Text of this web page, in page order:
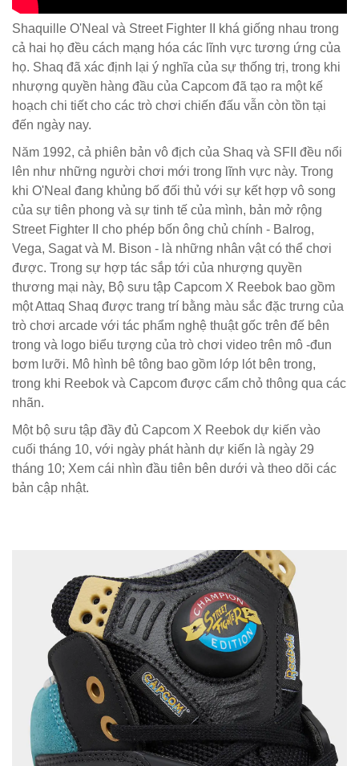
Shaquille O'Neal và Street Fighter II khá giống nhau trong
cả hai họ đều cách mạng hóa các lĩnh vực tương ứng của
họ. Shaq đã xác định lại ý nghĩa của sự thống trị, trong khi
nhượng quyền hàng đầu của Capcom đã tạo ra một kế
hoạch chi tiết cho các trò chơi chiến đấu vẫn còn tồn tại
đến ngày nay.
Năm 1992, cả phiên bản vô địch của Shaq và SFII đều nổi
lên như những người chơi mới trong lĩnh vực này. Trong
khi O'Neal đang khủng bố đối thủ với sự kết hợp vô song
của sự tiên phong và sự tinh tế của mình, bản mở rộng
Street Fighter II cho phép bốn ông chủ chính - Balrog,
Vega, Sagat và M. Bison - là những nhân vật có thể chơi
được. Trong sự hợp tác sắp tới của nhượng quyền
thương mại này, Bộ sưu tập Capcom X Reebok bao gồm
một Attaq Shaq được trang trí bằng màu sắc đặc trưng của
trò chơi arcade với tác phẩm nghệ thuật gốc trên đế bên
trong và logo biểu tượng của trò chơi video trên mô -đun
bơm lưỡi. Mô hình bê tông bao gồm lớp lót bên trong,
trong khi Reebok và Capcom được cẩm chỏ thông qua các
nhãn.
Một bộ sưu tập đầy đủ Capcom X Reebok dự kiến vào
cuối tháng 10, với ngày phát hành dự kiến là ngày 29
tháng 10; Xem cái nhìn đầu tiên bên dưới và theo dõi các
bản cập nhật.